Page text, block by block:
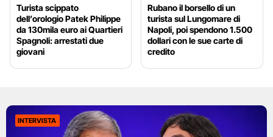
Turista scippato
dell’orologio Patek Philippe
da 130mila euro ai Quartieri
Spagnoli: arrestati due
giovani
Rubano il borsello di un
turista sul Lungomare di
Napoli, poi spendono 1.500
dollari con le sue carte di
credito
INTERVISTA